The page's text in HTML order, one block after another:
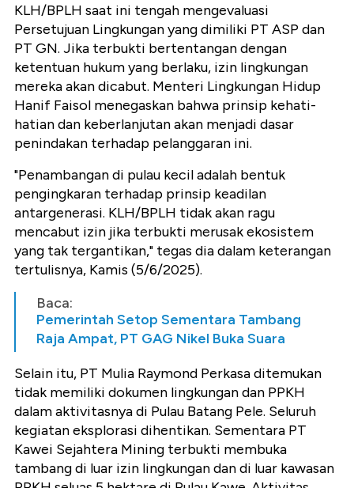
KLH/BPLH saat ini tengah mengevaluasi
Persetujuan Lingkungan yang dimiliki PT ASP dan
PT GN. Jika terbukti bertentangan dengan
ketentuan hukum yang berlaku, izin lingkungan
mereka akan dicabut. Menteri Lingkungan Hidup
Hanif Faisol menegaskan bahwa prinsip kehati-
hatian dan keberlanjutan akan menjadi dasar
penindakan terhadap pelanggaran ini.
"Penambangan di pulau kecil adalah bentuk
pengingkaran terhadap prinsip keadilan
antargenerasi. KLH/BPLH tidak akan ragu
mencabut izin jika terbukti merusak ekosistem
yang tak tergantikan," tegas dia dalam keterangan
tertulisnya, Kamis (5/6/2025).
Baca:
Pemerintah Setop Sementara Tambang
Raja Ampat, PT GAG Nikel Buka Suara
Selain itu, PT Mulia Raymond Perkasa ditemukan
tidak memiliki dokumen lingkungan dan PPKH
dalam aktivitasnya di Pulau Batang Pele. Seluruh
kegiatan eksplorasi dihentikan. Sementara PT
Kawei Sejahtera Mining terbukti membuka
tambang di luar izin lingkungan dan di luar kawasan